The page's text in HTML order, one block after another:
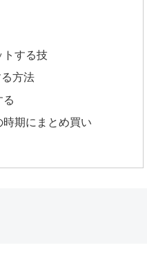
トする技
方法
る
期にまとめ買い